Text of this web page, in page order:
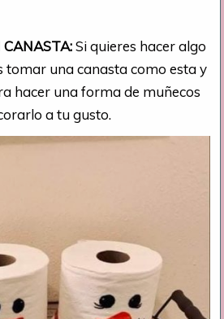
CANASTA:Si quieres hacer algo
tomar una canasta como esta y
hacer una forma de muñecos
a tu gusto.